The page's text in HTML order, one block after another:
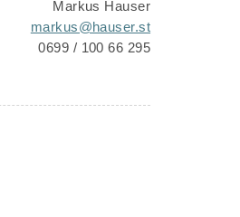
Markus Hauser
markus@hauser.st
0699 / 100 66 295